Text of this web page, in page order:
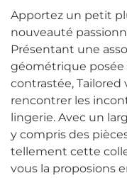
Apportez un petit
nouveauté
Présentant une
géométrique
contrastée,
rencontrer les
lingerie. Avec un
y compris des
tellement cette
vous la proposions